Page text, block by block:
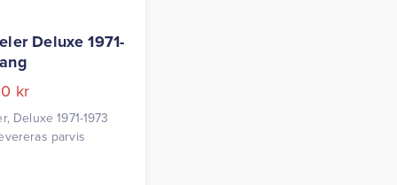
Deluxe 1971-
kr
Deluxe 1971-1973
parvis